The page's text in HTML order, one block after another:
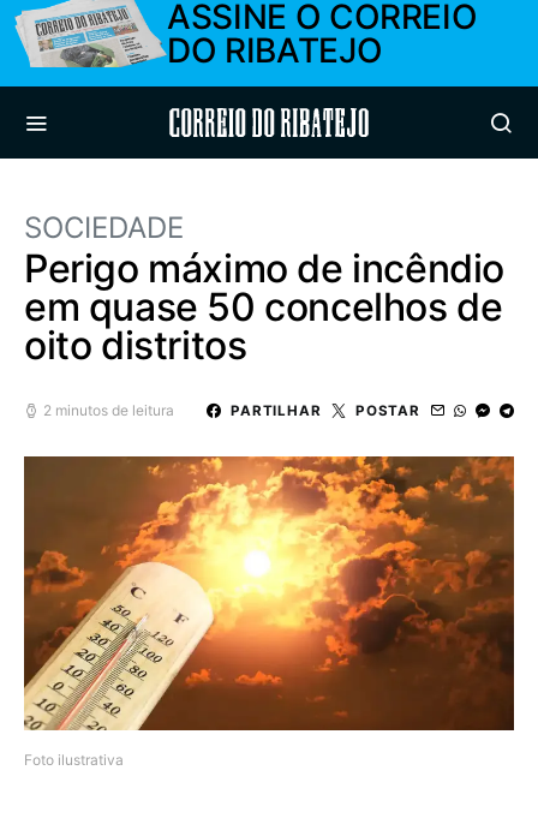
ASSINE O CORREIO
DO RIBATEJO
Correio do Ribatejo
SOCIEDADE
Perigo máximo de incêndio
em quase 50 concelhos de
oito distritos
2 minutos de leitura PARTILHAR POSTAR
Foto ilustrativa